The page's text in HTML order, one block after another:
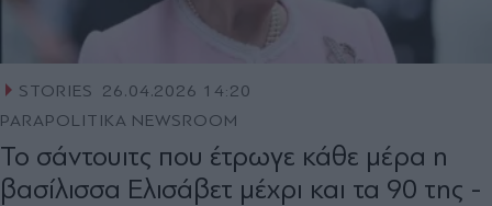
STORIES
26.04.2026 14:20
PARAPOLITIKA NEWSROOM
Το σάντουιτς που έτρωγε κάθε μέρα η
βασίλισσα Ελισάβετ μέχρι και τα 90 της -